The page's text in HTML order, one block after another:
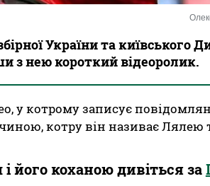
України та київського
з нею короткий відеоролик.
у котрому записує
котру він називає Лялею
його коханою дивіться за